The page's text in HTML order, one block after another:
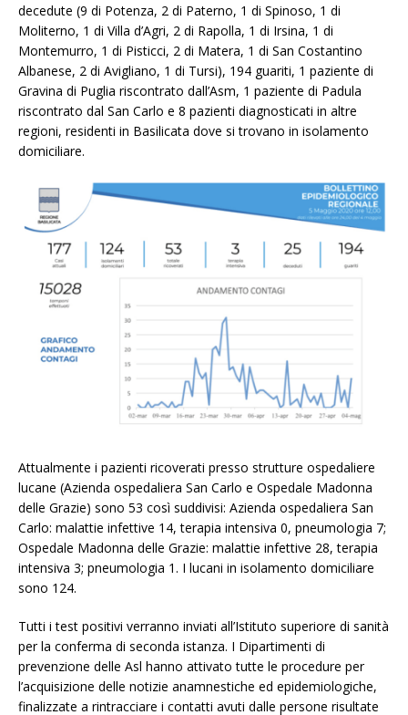
decedute (9 di Potenza, 2 di Paterno, 1 di Spinoso, 1 di
Moliterno, 1 di Villa d’Agri, 2 di Rapolla, 1 di Irsina, 1 di
Montemurro, 1 di Pisticci, 2 di Matera, 1 di San Costantino
Albanese, 2 di Avigliano, 1 di Tursi), 194 guariti, 1 paziente di
Gravina di Puglia riscontrato dall’Asm, 1 paziente di Padula
riscontrato dal San Carlo e 8 pazienti diagnosticati in altre
regioni, residenti in Basilicata dove si trovano in isolamento
domiciliare.
Attualmente i pazienti ricoverati presso strutture ospedaliere
lucane (Azienda ospedaliera San Carlo e Ospedale Madonna
delle Grazie) sono 53 così suddivisi: Azienda ospedaliera San
Carlo: malattie infettive 14, terapia intensiva 0, pneumologia 7;
Ospedale Madonna delle Grazie: malattie infettive 28, terapia
intensiva 3; pneumologia 1. I lucani in isolamento domiciliare
sono 124.
Tutti i test positivi verranno inviati all’Istituto superiore di sanità
per la conferma di seconda istanza. I Dipartimenti di
prevenzione delle Asl hanno attivato tutte le procedure per
l’acquisizione delle notizie anamnestiche ed epidemiologiche,
finalizzate a rintracciare i contatti avuti dalle persone risultate